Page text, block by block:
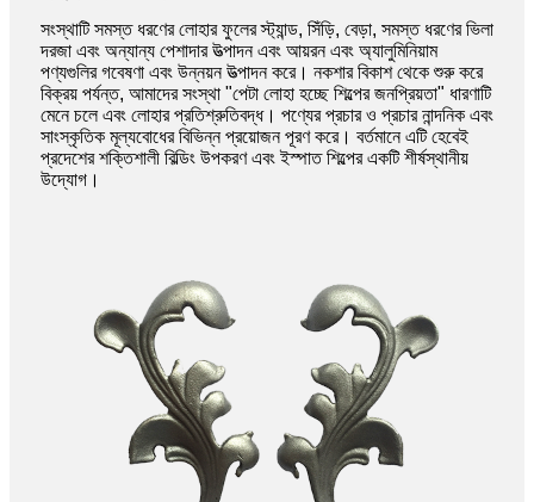
সংস্থাটি সমস্ত ধরণের লোহার ফুলের স্ট্যান্ড, সিঁড়ি, বেড়া, সমস্ত ধরণের ভিলা
দরজা এবং অন্যান্য পেশাদার উত্পাদন এবং আয়রন এবং অ্যালুমিনিয়াম
পণ্যগুলির গবেষণা এবং উন্নয়ন উত্পাদন করে। নকশার বিকাশ থেকে শুরু করে
বিক্রয় পর্যন্ত, আমাদের সংস্থা "পেটা লোহা হচ্ছে শিল্পের জনপ্রিয়তা" ধারণাটি
মেনে চলে এবং লোহার প্রতিশ্রুতিবদ্ধ। পণ্যের প্রচার ও প্রচার নান্দনিক এবং
সাংস্কৃতিক মূল্যবোধের বিভিন্ন প্রয়োজন পূরণ করে। বর্তমানে এটি হেবেই
প্রদেশের শক্তিশালী বিল্ডিং উপকরণ এবং ইস্পাত শিল্পের একটি শীর্ষস্থানীয়
উদ্যোগ।